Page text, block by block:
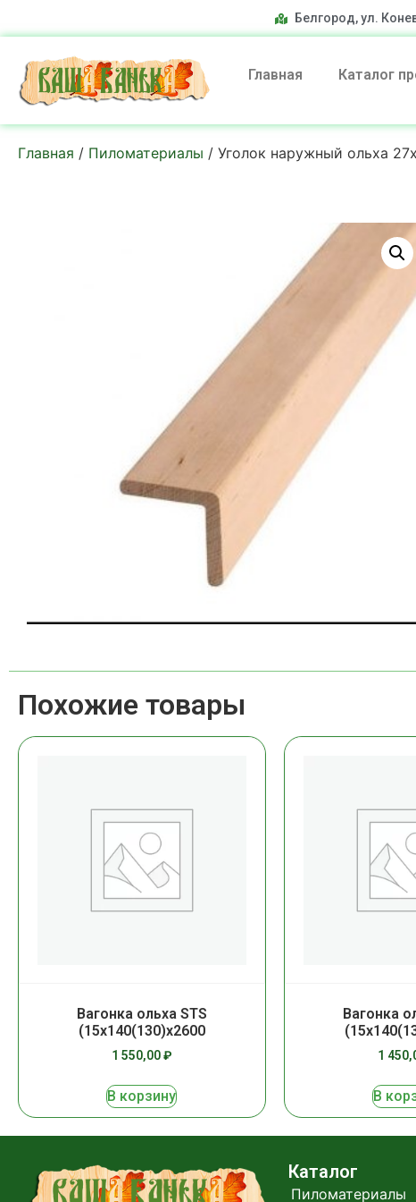
Белгород, ул.
Главная Каталог
Главная / Пиломатериалы / Уголок наружный ольха
Похожие товары
Вагонка ольха STS
(15х140(130)х2600
1 550,00₽
В корзину
Вагонка
1
В
Каталог
Пиломатериалы